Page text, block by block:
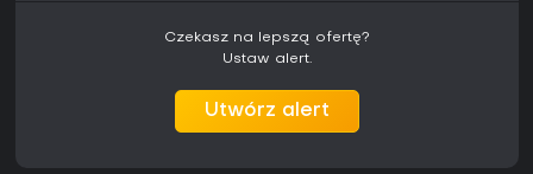
Czekasz na lepszą ofertę?
Ustaw alert.
Utwórz alert